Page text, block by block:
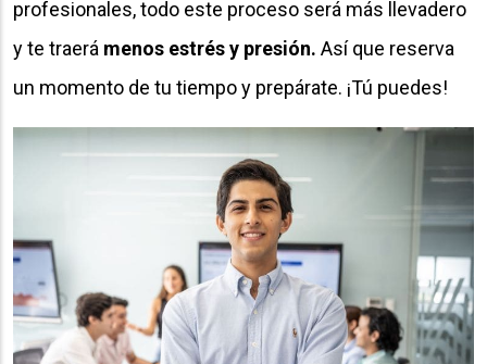
profesionales, todo este proceso será más llevadero
y te traerá menos estrés y presión. Así que reserva
un momento de tu tiempo y prepárate. ¡Tú puedes!